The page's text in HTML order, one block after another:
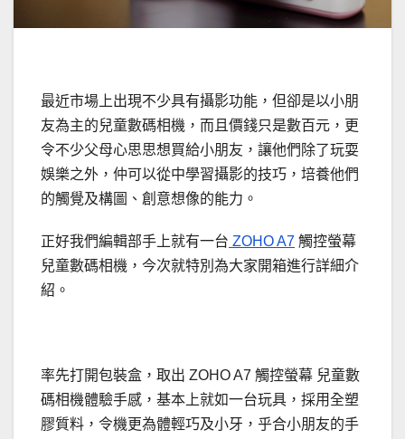
最近市場上出現不少具有攝影功能，但卻是以小朋
友為主的兒童數碼相機，而且價錢只是數百元，更
令不少父母心思思想買給小朋友，讓他們除了玩耍
娛樂之外，仲可以從中學習攝影的技巧，培養他們
的觸覺及構圖、創意想像的能力。
正好我們編輯部手上就有一台 ZOHO A7 觸控螢幕
兒童數碼相機，今次就特別為大家開箱進行詳細介
紹。
率先打開包裝盒，取出 ZOHO A7 觸控螢幕 兒童數
碼相機體驗手感，基本上就如一台玩具，採用全塑
膠質料，令機更為體輕巧及小牙，乎合小朋友的手